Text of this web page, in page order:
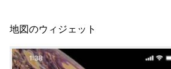
地図のウィジェット